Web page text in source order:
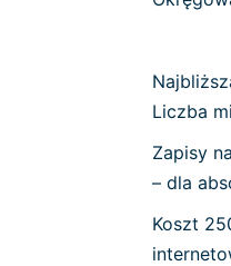
Liczba
Zapisy
– dla
Koszt